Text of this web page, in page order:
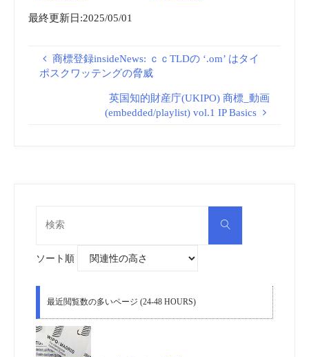
最終更新日:2025/05/01
商標登録insideNews: ｃｃTLDの ‘.om’ はタイ
ポスクワッテングの脅威
英国知的財産庁(UKIPO) 商標_動画
(embedded/playlist) vol.1 IP Basics
検
ソート順
最近閲覧数の多いページ (24-48 HOURS)